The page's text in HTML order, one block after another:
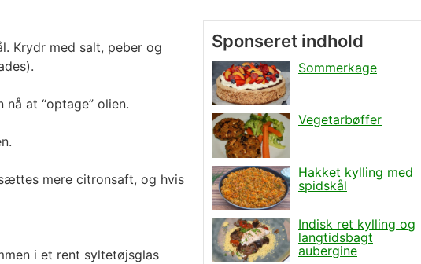
Krydr med salt, peber og
at “optage” olien.
mere citronsaft, og hvis
i et rent syltetøjsglas